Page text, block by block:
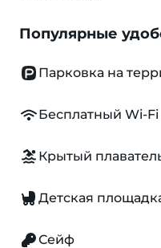
Популярные
Парковка на
Бесплатный Wi-Fi
Крытый
Детская
Сейф